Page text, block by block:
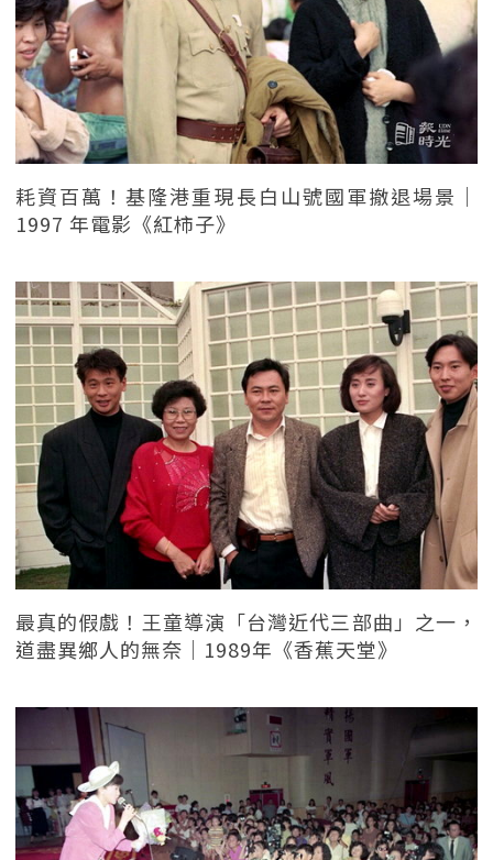
耗資百萬！基隆港重現長白山號國軍撤退場景｜
1997 年電影《紅柿子》
最真的假戲！王童導演「台灣近代三部曲」之一，
道盡異鄉人的無奈｜1989年《香蕉天堂》